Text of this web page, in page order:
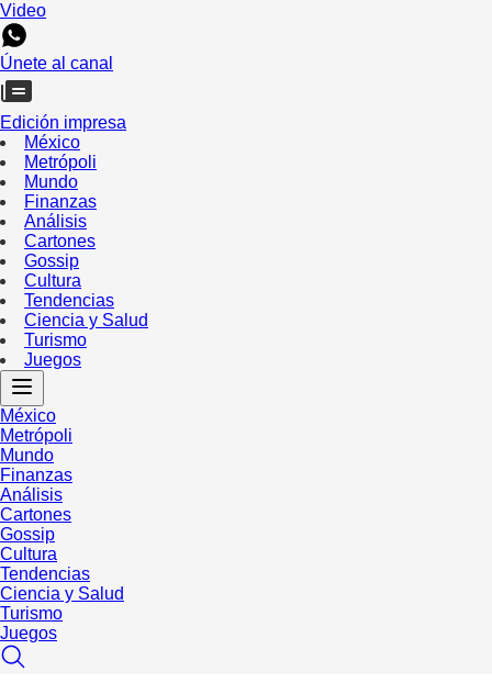
Video
Únete al canal
Edición impresa
México
Metrópoli
Mundo
Finanzas
Análisis
Cartones
Gossip
Cultura
Tendencias
Ciencia y Salud
Turismo
Juegos
México
Metrópoli
Mundo
Finanzas
Análisis
Cartones
Gossip
Cultura
Tendencias
Ciencia y Salud
Turismo
Juegos